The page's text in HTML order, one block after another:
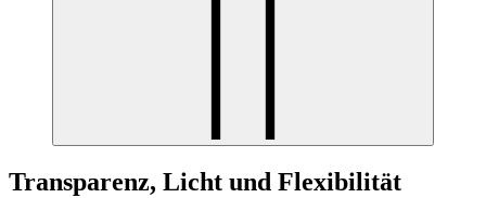
Transparenz, Licht und Flexibilität